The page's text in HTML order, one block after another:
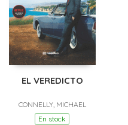
EL VEREDICTO
CONNELLY, MICHAEL
En stock